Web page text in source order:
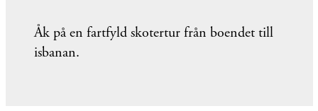
Åk på en fartfyld skotertur från boendet till
isbanan.